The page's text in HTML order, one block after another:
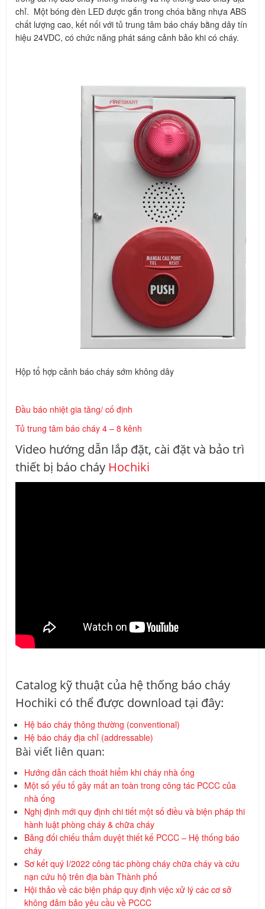
chỉ. Một bóng đèn LED được gắn trong chóa bằng nhựa ABS
chất lượng cao, kết nối với tủ trung tâm báo cháy bằng dây tín
hiệu 24VDC, có chức năng phát sáng cảnh bảo khi có cháy.
Hộp tổ hợp cảnh báo cháy sớm không dây
Đầu báo nhiệt gia tăng/ cố định
Tủ trung tâm báo cháy 4 – 8 kênh
Video hướng dẫn lắp đặt, cài đặt và bảo trì
thiết bị báo cháy Hochiki
Catalog kỹ thuật của hệ thống báo cháy
Hochiki có thể được download tại đây:
Hệ báo cháy thông thường (conventional)
Hệ báo cháy địa chỉ (addressable)
Bài viết liên quan:
Hướng dẫn cách thoát hiểm khi cháy nhà ống
Một số yếu tố gây mất an toàn trong công tác PCCC của
nhà ống
Nghị định mới quy định chi tiết một số điều và biện pháp thi
hành luật phòng cháy & chữa cháy
Bảng đối chiếu thẩm duyệt thiết kế PCCC – Hệ thống báo
cháy
Sơ kết quý I/2022 công tác phòng cháy chữa cháy và cứu
nạn cứu hộ trên địa bàn Thành phố
Hội thảo về các biện pháp quy định việc xử lý các cơ sở
không đảm bảo yêu cầu về PCCC